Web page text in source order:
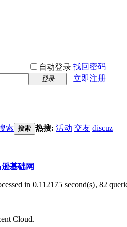
自动登录 找回密码
登录
立即注册
索 搜索 热搜: 活动 交友 discuz
基础网
in 0.112175 second(s), 82
Cloud.